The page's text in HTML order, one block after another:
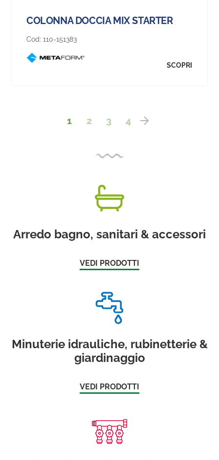
COLONNA DOCCIA MIX STARTER
Cod: 110-151383
SCOPRI
1 2 3 4
Arredo bagno, sanitari & accessori
VEDI PRODOTTI
Minuterie idrauliche, rubinetterie &
giardinaggio
VEDI PRODOTTI